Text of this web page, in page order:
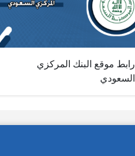
رابط موقع البنك المركزي
السعودي